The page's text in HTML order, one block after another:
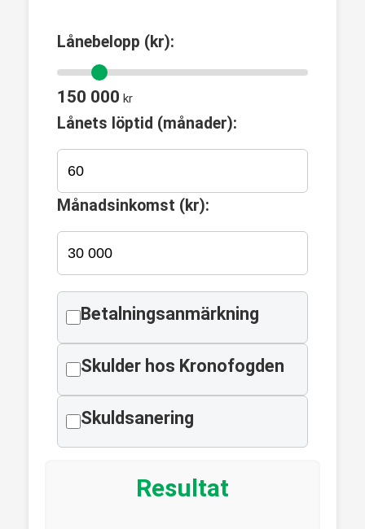
Lånebelopp (kr):
150 000 kr
Lånets löptid (månader):
Månadsinkomst (kr):
Betalningsanmärkning
Skulder hos Kronofogden
Skuldsanering
Resultat